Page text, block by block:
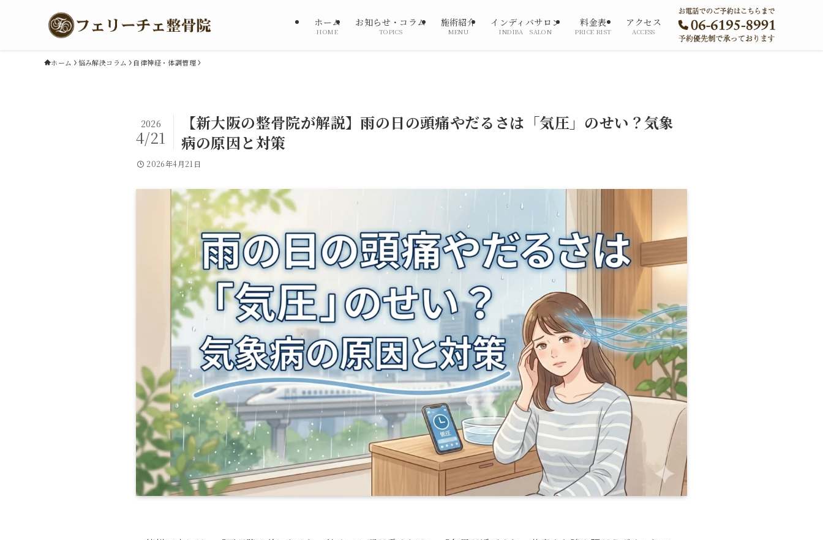
ホーム
HOME
お知らせ・コラム
TOPICS
施術紹介
MENU
インディバサロン
INDIBA SALON
料金表
PRICE RIST
アクセス
ACCESS
ホーム 悩み解決コラム 自律神経・体調管理
【新大阪の整骨院が解説】雨の日の頭痛やだるさは「気圧」のせい？気象
病の原因と対策
2026
4/21
2026年4月21日